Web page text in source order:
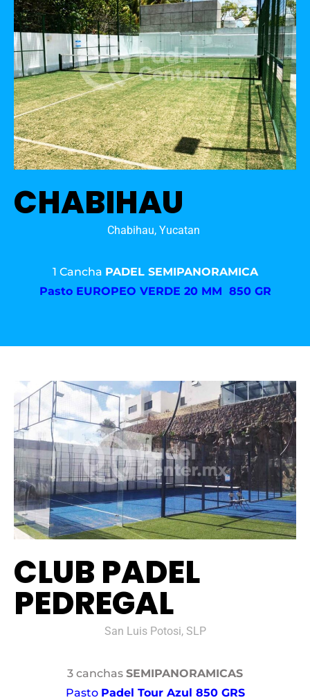
CHABIHAU
Chabihau, Yucatan
1 Cancha PADEL SEMIPANORAMICA
Pasto EUROPEO VERDE 20 MM 850 GR
CLUB PADEL
PEDREGAL
San Luis Potosi, SLP
3 canchas SEMIPANORAMICAS
Pasto Padel Tour Azul 850 GRS